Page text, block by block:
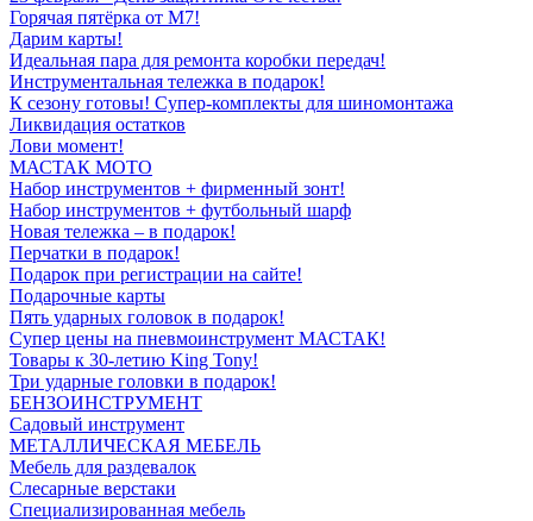
Горячая пятёрка от M7!
Дарим карты!
Идеальная пара для ремонта коробки передач!
Инструментальная тележка в подарок!
К сезону готовы! Супер-комплекты для шиномонтажа
Ликвидация остатков
Лови момент!
МАСТАК МОТО
Набор инструментов + фирменный зонт!
Набор инструментов + футбольный шарф
Новая тележка – в подарок!
Перчатки в подарок!
Подарок при регистрации на сайте!
Подарочные карты
Пять ударных головок в подарок!
Супер цены на пневмоинструмент МАСТАК!
Товары к 30-летию King Tony!
Три ударные головки в подарок!
БЕНЗОИНСТРУМЕНТ
Садовый инструмент
МЕТАЛЛИЧЕСКАЯ МЕБЕЛЬ
Мебель для раздевалок
Слесарные верстаки
Специализированная мебель